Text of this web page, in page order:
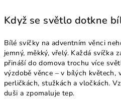
Když se světlo dotkne
Bílé svíčky na adventním věnci
jemný, měkký, vřelý. Každá svíčka
přináší do domova trochu více
výzdobě věnce – v bílých květech,
perličkách, stužkách a vločkách.
duši a zpomaluje tep.